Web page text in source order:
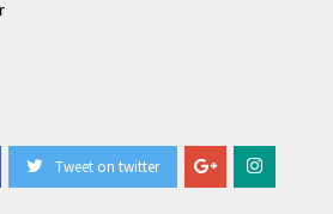
Tweet on twitter